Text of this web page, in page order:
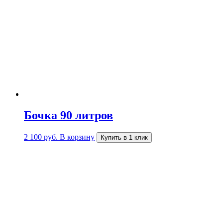
Бочка 90 литров
2 100 руб. В корзину Купить в 1 клик